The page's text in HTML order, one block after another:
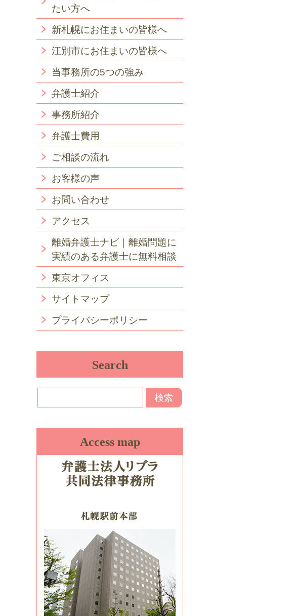
たい方へ
新札幌にお住まいの皆様へ
江別市にお住まいの皆様へ
当事務所の5つの強み
弁護士紹介
事務所紹介
弁護士費用
ご相談の流れ
お客様の声
お問い合わせ
アクセス
離婚弁護士ナビ｜離婚問題に
実績のある弁護士に無料相談
東京オフィス
サイトマップ
プライバシーポリシー
Search
Access map